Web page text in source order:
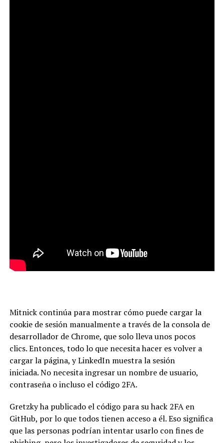
Mitnick continúa para mostrar cómo puede cargar la
cookie de sesión manualmente a través de la consola de
desarrollador de Chrome, que solo lleva unos pocos
clics. Entonces, todo lo que necesita hacer es volver a
cargar la página, y LinkedIn muestra la sesión
iniciada. No necesita ingresar un nombre de usuario,
contraseña o incluso el código 2FA.
Gretzky ha publicado el código para su hack 2FA en
GitHub, por lo que todos tienen acceso a él. Eso significa
que las personas podrían intentar usarlo con fines de